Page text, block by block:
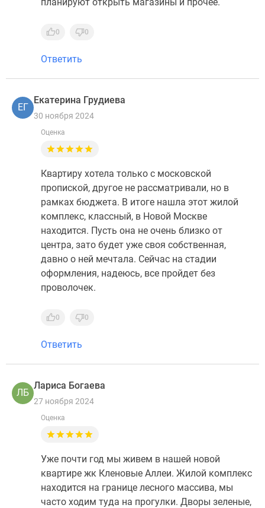
0 0
Ответить
ЕГ
Екатерина Грудиева
30 ноября 2024
Оценка
Квартиру хотела только с московской
пропиской, другое не рассматривали, но в
рамках бюджета. В итоге нашла этот жилой
комплекс, классный, в Новой Москве
находится. Пусть она не очень близко от
центра, зато будет уже своя собственная,
давно о ней мечтала. Сейчас на стадии
оформления, надеюсь, все пройдет без
проволочек.
0 0
Ответить
ЛБ
Лариса Богаева
27 ноября 2024
Оценка
Уже почти год мы живем в нашей новой
квартире жк Кленовые Аллеи. Жилой комплекс
находится на границе лесного массива, мы
часто ходим туда на прогулки. Дворы зеленые,